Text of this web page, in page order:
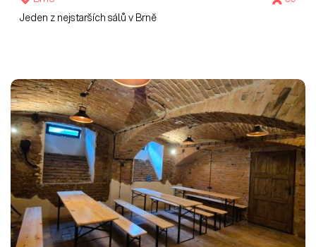
Jeden z nejstarších sálů v Brně